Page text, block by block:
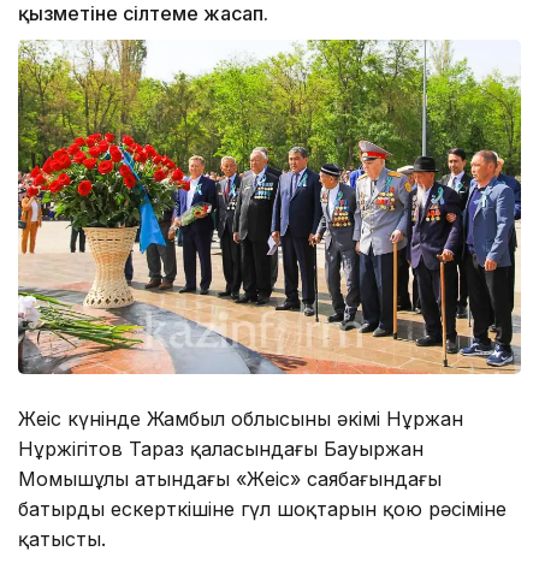
қызметіне сілтеме жасап.
Жеңіс күнінде Жамбыл облысының әкімі Нұржан
Нұржігітов Тараз қаласындағы Бауыржан
Момышұлы атындағы «Жеңіс» саябағындағы
батырдың ескерткішіне гүл шоқтарын қою рәсіміне
қатысты.